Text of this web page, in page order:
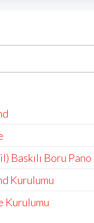
Baskılı Boru
Kurulumu
Kurulumu